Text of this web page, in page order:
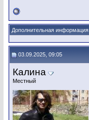
Дополнительная информация
03.09.2025, 09:05
Калина
Местный